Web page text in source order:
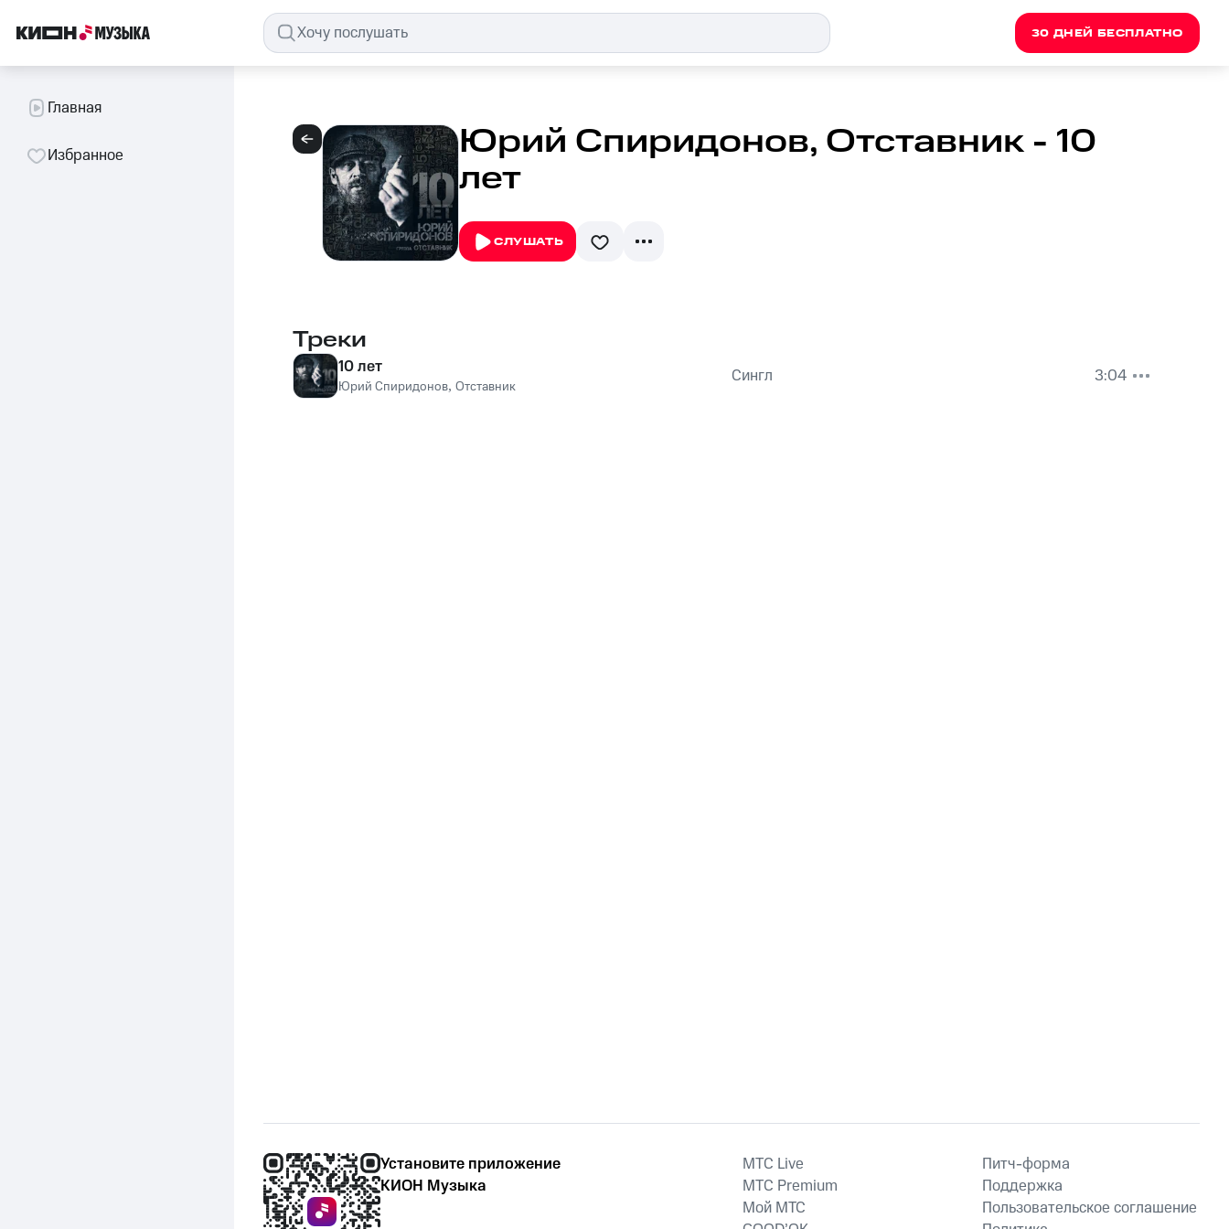
30 ДНЕЙ БЕСПЛАТНО
Главная
Избранное Юрий Спиридонов, Отставник - 10
лет
СЛУШАТЬ
Треки
10 лет
Юрий Спиридонов, Отставник Сингл 3:04
Установите приложение
КИОН Музыка
MTС Live
MTС Premium
Мой МТС
Питч-форма
Поддержка
Пользовательское соглашение